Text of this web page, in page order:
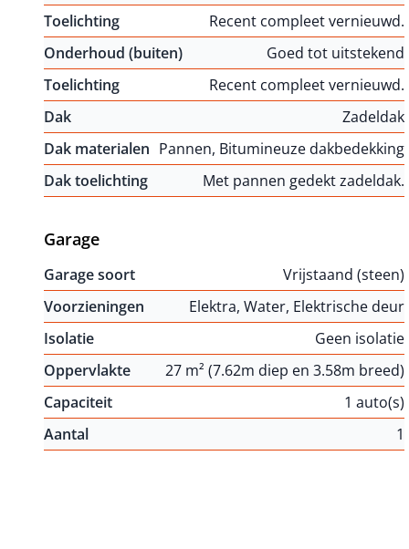
Toelichting
Recent compleet vernieuwd.
Onderhoud (buiten)
Goed tot uitstekend
Toelichting
Recent compleet vernieuwd.
Dak
Zadeldak
Dak materialen Pannen, Bitumineuze dakbedekking
Dak toelichting
Met pannen gedekt zadeldak.
Garage
Garage soort
Vrijstaand (steen)
Voorzieningen
Elektra, Water, Elektrische deur
Isolatie
Geen isolatie
Oppervlakte
27 m² (7.62m diep en 3.58m breed)
Capaciteit
1 auto(s)
Aantal
1